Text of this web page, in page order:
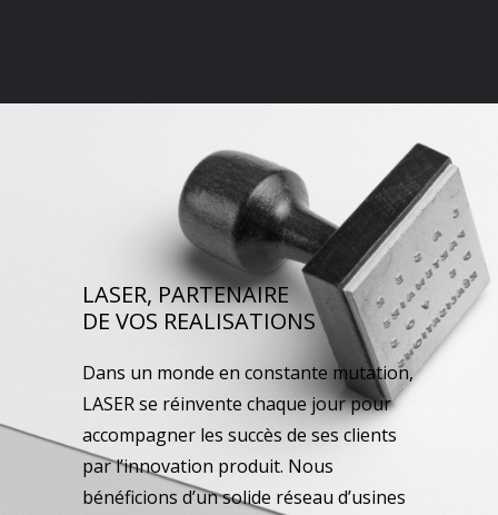
LASER, PARTENAIRE
DE VOS REALISATIONS
Dans un monde en constante mutation,
LASER se réinvente chaque jour pour
accompagner les succès de ses clients
par l’innovation produit. Nous
bénéficions d’un solide réseau d’usines